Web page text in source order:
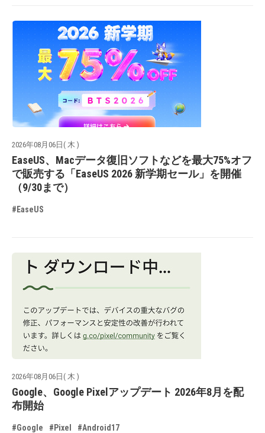
2026年08月06日( 木 )
EaseUS、Macデータ復旧ソフトなどを最大75%オフ
で販売する「EaseUS 2026 新学期セール」を開催
（9/30まで）
#EaseUS
2026年08月06日( 木 )
Google、Google Pixelアップデート 2026年8月を配
布開始
#Google #Pixel #Android17